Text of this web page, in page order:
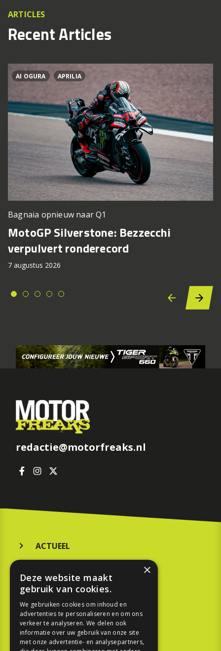
ARTICLES
Recent Articles
AI OGURA APRILIA
Bagnaia opnieuw naar Q1
MotoGP Silverstone: Bezzecchi
verpulvert ronderecord
7 augustus 2026
redactie@motorfreaks.nl
ACTUEEL
KOOPGIDS
TESTEN
SPORT
×
Deze website maakt
gebruik van cookies.
We gebruiken cookies om inhoud en
advertenties te personaliseren en om ons
verkeer te analyseren. We delen ook
informatie over uw gebruik van onze site
met onze advertentie- en analysepartners,